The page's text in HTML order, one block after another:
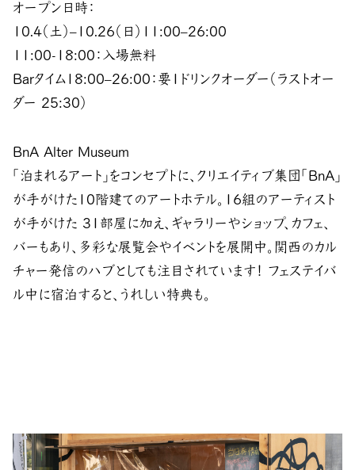
オープン日時：
10.4（土）–10.26（日）11:00–26:00
11:00-18:00：入場無料
Barタイム18:00–26:00：要1ドリンクオーダー（ラストオー
ダー 25:30）
BnA Alter Museum
「泊まれるアート」をコンセプトに、クリエイティブ集団「BnA」
が手がけた10階建てのアートホテル。16組のアーティスト
が手がけた 31部屋に加え、ギャラリーやショップ、カフェ、
バーもあり、多彩な展覧会やイベントを展開中。関西のカル
チャー発信のハブとしても注目されています！ フェステイバ
ル中に宿泊すると、うれしい特典も。